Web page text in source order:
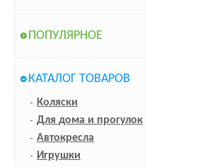
ПОПУЛЯРНОЕ
КАТАЛОГ ТОВАРОВ
Коляски
Для дома и прогулок
Автокресла
Игрушки